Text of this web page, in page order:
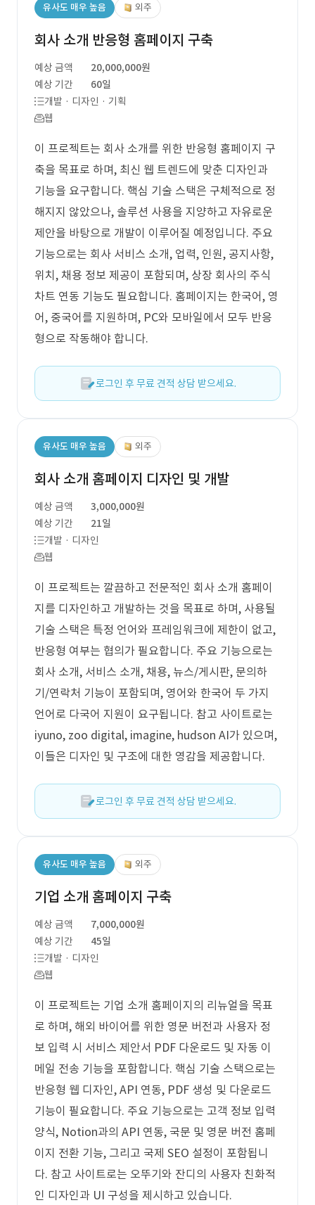
유사도 매우 높음 외주
회사 소개 반응형 홈페이지 구축
예상 금액
20,000,000원
예상 기간
60일
개발 · 디자인 · 기획
웹
이 프로젝트는 회사 소개를 위한 반응형 홈페이지 구
축을 목표로 하며, 최신 웹 트렌드에 맞춘 디자인과
기능을 요구합니다. 핵심 기술 스택은 구체적으로 정
해지지 않았으나, 솔루션 사용을 지양하고 자유로운
제안을 바탕으로 개발이 이루어질 예정입니다. 주요
기능으로는 회사 서비스 소개, 업력, 인원, 공지사항,
위치, 채용 정보 제공이 포함되며, 상장 회사의 주식
차트 연동 기능도 필요합니다. 홈페이지는 한국어, 영
어, 중국어를 지원하며, PC와 모바일에서 모두 반응
형으로 작동해야 합니다.
로그인 후 무료 견적 상담 받으세요.
유사도 매우 높음 외주
회사 소개 홈페이지 디자인 및 개발
예상 금액
3,000,000원
예상 기간
21일
개발 · 디자인
웹
이 프로젝트는 깔끔하고 전문적인 회사 소개 홈페이
지를 디자인하고 개발하는 것을 목표로 하며, 사용될
기술 스택은 특정 언어와 프레임워크에 제한이 없고,
반응형 여부는 협의가 필요합니다. 주요 기능으로는
회사 소개, 서비스 소개, 채용, 뉴스/게시판, 문의하
기/연락처 기능이 포함되며, 영어와 한국어 두 가지
언어로 다국어 지원이 요구됩니다. 참고 사이트로는
iyuno, zoo digital, imagine, hudson AI가 있으며,
이들은 디자인 및 구조에 대한 영감을 제공합니다.
로그인 후 무료 견적 상담 받으세요.
유사도 매우 높음 외주
기업 소개 홈페이지 구축
예상 금액
7,000,000원
예상 기간
45일
개발 · 디자인
웹
이 프로젝트는 기업 소개 홈페이지의 리뉴얼을 목표
로 하며, 해외 바이어를 위한 영문 버전과 사용자 정
보 입력 시 서비스 제안서 PDF 다운로드 및 자동 이
메일 전송 기능을 포함합니다. 핵심 기술 스택으로는
반응형 웹 디자인, API 연동, PDF 생성 및 다운로드
기능이 필요합니다. 주요 기능으로는 고객 정보 입력
양식, Notion과의 API 연동, 국문 및 영문 버전 홈페
이지 전환 기능, 그리고 국제 SEO 설정이 포함됩니
다. 참고 사이트로는 오뚜기와 잔디의 사용자 친화적
인 디자인과 UI 구성을 제시하고 있습니다.